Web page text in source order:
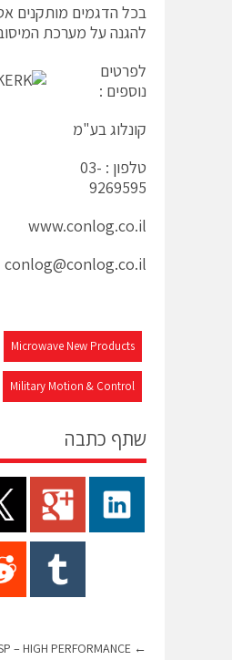
בכל הדגמים מותקנים
להגנה על מערכת
לפרטים
נוספים :
קונלוג בע"מ
טלפון : 03-
9269595
www.conlog.co.il
conlog@conlog.co.il
Microwave New Products
Military Motion & Control
שתף כתבה
←
– HIGH PERFORMANCE